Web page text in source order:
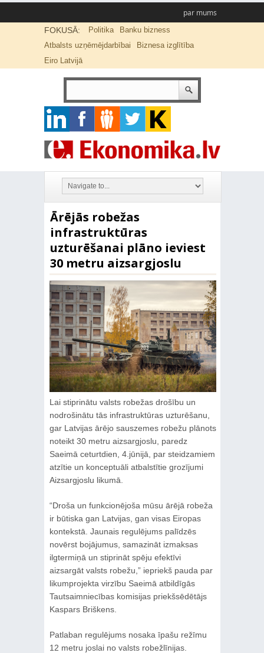
par mums
FOKUSĀ: Politika
Banku bizness
Atbalsts uzņēmējdarbībai
Biznesa izglītība
Eiro Latvijā
Ārējās robežas
infrastruktūras
uzturēšanai plāno ieviest
30 metru aizsargjoslu
Lai stiprinātu valsts robežas drošību un
nodrošinātu tās infrastruktūras uzturēšanu,
gar Latvijas ārējo sauszemes robežu plānots
noteikt 30 metru aizsargjoslu, paredz
Saeimā ceturtdien, 4.jūnijā, par steidzamiem
atzītie un konceptuāli atbalstītie grozījumi
Aizsargjoslu likumā.
“Droša un funkcionējoša mūsu ārējā robeža
ir būtiska gan Latvijas, gan visas Eiropas
kontekstā. Jaunais regulējums palīdzēs
novērst bojājumus, samazināt izmaksas
ilgtermiņā un stiprināt spēju efektīvi
aizsargāt valsts robežu,” iepriekš pauda par
likumprojekta virzību Saeimā atbildīgās
Tautsaimniecības komisijas priekšsēdētājs
Kaspars Briškens.
Patlaban regulējums nosaka īpašu režīmu
12 metru joslai no valsts robežlīnijas.